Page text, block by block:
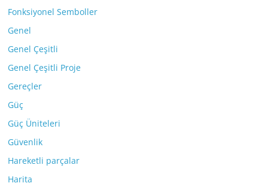
Fonksiyonel Semboller
Genel
Genel Çeşitli
Genel Çeşitli Proje
Gereçler
Güç
Güç Üniteleri
Güvenlik
Hareketli parçalar
Harita